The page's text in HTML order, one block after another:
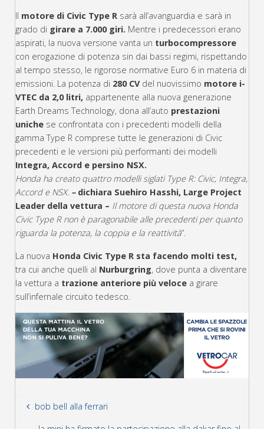
Il motore di Civic Type R sarà all’avanguardia e sarà in
grado di girare a 7.000 giri. Mentre i predecessori erano
aspirati, la nuova versione vanta un turbocompressore
con erogazione di potenza sin dai bassi regimi, rispettando
al tempo stesso, le rigorose normative Euro 6 in materia di
emissioni. La potenza di 280 CV del nuovissimo motore i-
VTEC da 2,0 litri, appartenente alla nuova generazione
Earth Dreams Technology, dona all’auto prestazioni
uniche se confrontata con i precedenti modelli della
gamma Type R comprese tutte le generazioni di Civic
precedenti e le versioni più performanti dei modelli
Integra, Accord e persino NSX.
Honda ha creato quattro modelli siglati Type R: Civic, Integra,
Accord e NSX. – dichiara Suehiro Hasshi, Large Project
Leader della vettura – Il motore di questa nuova Honda
Civic Type R non è paragonabile alle precedenti per quanto
riguarda la potenza, la coppia e la reattività“.
La nuova Honda Civic Type R sta facendo molti test,
tra cui anche quelli al Nurburgring, dove punta a diventare
la vettura a trazione anteriore più veloce a girare
sull’infernale circuito tedesco.
bob bell alla ferrari